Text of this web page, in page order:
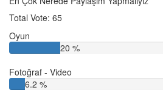
Total Vote: 65
Oyun
20 %
Fotoğraf - Video
6.2 %